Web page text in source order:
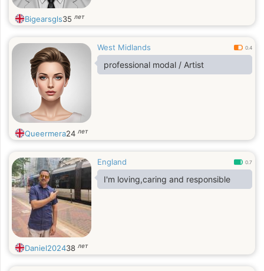
Bigearsgls35 лет
West Midlands 0.4
professional modal / Artist
Queermera24 лет
England 0.7
I'm loving,caring and responsible
Daniel202438 лет